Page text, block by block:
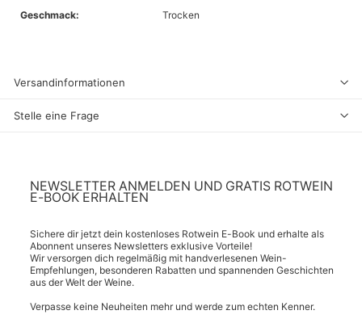
Geschmack:
Trocken
Versandinformationen
Stelle eine Frage
NEWSLETTER ANMELDEN UND GRATIS ROTWEIN
E-BOOK ERHALTEN
Sichere dir jetzt dein kostenloses Rotwein E-Book und erhalte als
Abonnent unseres Newsletters exklusive Vorteile!
Wir versorgen dich regelmäßig mit handverlesenen Wein-
Empfehlungen, besonderen Rabatten und spannenden Geschichten
aus der Welt der Weine.
Verpasse keine Neuheiten mehr und werde zum echten Kenner.